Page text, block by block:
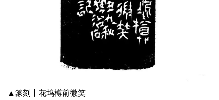
▲篆刻丨花坞樽前微笑